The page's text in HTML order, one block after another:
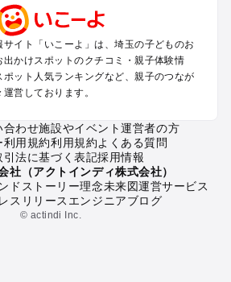
かけ
のプールお出かけ
高のプールお出かけ
のプールお出かけ
のプールお出かけ
スポット
イト「いこーよ」は、埼玉の子どものお
かけスポットのクチコミ・親子体験情
ット人気ランキングなど、親子のつなが
営しております。
合わせ施設やイベント運営者の方
利用規約利用規約よくある質問
引法に基づく表記採用情報
社（アクトインディ株式会社）
ドストーリー理念未来図運営サービス
スリリース エンジニアブログ
© actindi Inc.